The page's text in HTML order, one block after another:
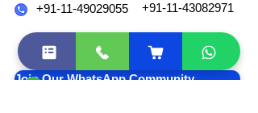
+91-11-49029055 +91-11-43082971
sales@esolutions.net.in
Join Our WhatsApp Community